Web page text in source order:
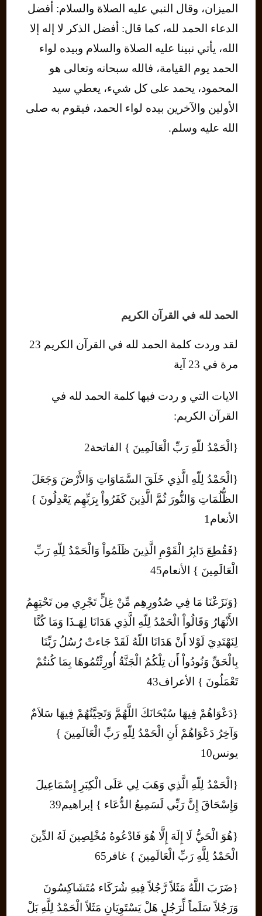
الميزان، وقال النبي عليه الصلاة والسلام: أفضل
الدعاء الحمد لله، كما قال: أفضل الذكر لا إله إلا
الله، يأتي نبينا عليه الصلاة والسلام وبيده لواء
الحمد يوم القيامة، فالله سبحانه وتعالى هو
المحمود، يحمد على كل شيء، يعطي سيد
الأولين والآخرين بيده لواء الحمد، فيقوم به صلى
الله عليه وسلم.
الحمد لله في القرآن الكريم
لقد وردت كلمة الحمد لله في القرآن الكريم 23
مرة في 23 آية
الايات التي و ردت فيها كلمة الحمد لله في
القرآن الكريم:
{الْحَمْدُ للّهِ رَبِّ الْعَالَمِينَ } الفاتحة2
{الْحَمْدُ لِلّهِ الَّذِي خَلَقَ السَّمَاوَاتِ وَالأَرْضَ وَجَعَلَ
الظُّلُمَاتِ وَالنُّورَ ثُمَّ الَّذِينَ كَفَرُواْ بِرَبِّهِم يَعْدِلُونَ }
الأنعام1
{فَقُطِعَ دَابِرُ الْقَوْمِ الَّذِينَ ظَلَمُواْ وَالْحَمْدُ لِلّهِ رَبِّ
الْعَالَمِينَ } الأنعام45
{وَنَزَعْنَا مَا فِي صُدُورِهِم مِّنْ غِلٍّ تَجْرِي مِن تَحْتِهِمُ
الأَنْهَارُ وَقَالُواْ الْحَمْدُ لِلّهِ الَّذِي هَدَانَا لِهَـذَا وَمَا كُنَّا
لِنَهْتَدِيَ لَوْلا أَنْ هَدَانَا اللّهُ لَقَدْ جَاءتْ رُسُلُ رَبِّنَا
بِالْحَقِّ وَنُودُواْ أَن تِلْكُمُ الْجَنَّةُ أُورِثْتُمُوهَا بِمَا كُنتُمْ
تَعْمَلُونَ } الأعراف43
{دَعْوَاهُمْ فِيهَا سُبْحَانَكَ اللَّهُمَّ وَتَحِيَّتُهُمْ فِيهَا سَلاَمٌ
وَآخِرُ دَعْوَاهُمْ أَنِ الْحَمْدُ لِلّهِ رَبِّ الْعَالَمِينَ }
يونس10
{الْحَمْدُ لِلّهِ الَّذِي وَهَبَ لِي عَلَى الْكِبَرِ إِسْمَاعِيلَ
وَإِسْحَاقَ إِنَّ رَبِّي لَسَمِيعُ الدُّعَاء } إبراهيم39
{هُوَ الْحَيُّ لَا إِلَهَ إِلَّا هُوَ فَادْعُوهُ مُخْلِصِينَ لَهُ الدِّينَ
الْحَمْدُ لِلَّهِ رَبِّ الْعَالَمِينَ } غافر65
{ضَرَبَ اللَّهُ مَثَلاً رَّجُلاً فِيهِ شُرَكَاء مُتَشَاكِسُونَ
وَرَجُلاً سَلَماً لِّرَجُلٍ هَلْ يَسْتَوِيَانِ مَثَلاً الْحَمْدُ لِلَّهِ بَلْ